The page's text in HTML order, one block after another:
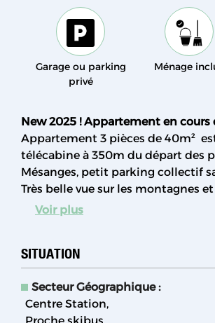
Garage ou parking
privé
Ménage
New 2025 ! Appartement en
Appartement 3 pièces de 40m²
télécabine à 350m du départ des
Mésanges, petit parking collectif
Très belle vue sur les montagnes
Voir plus
SITUATION
Secteur Géographique :
Centre Station